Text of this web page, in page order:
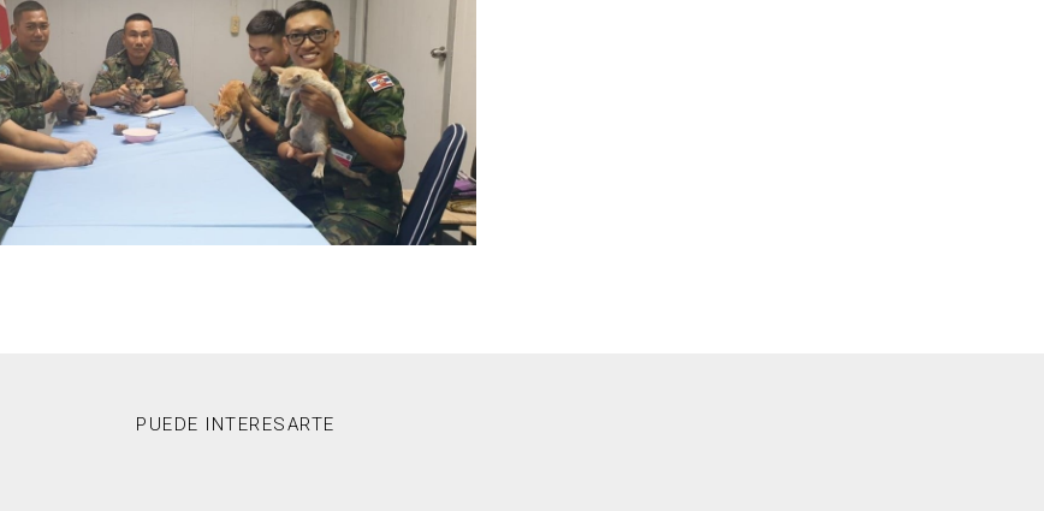
PUEDE INTERESARTE